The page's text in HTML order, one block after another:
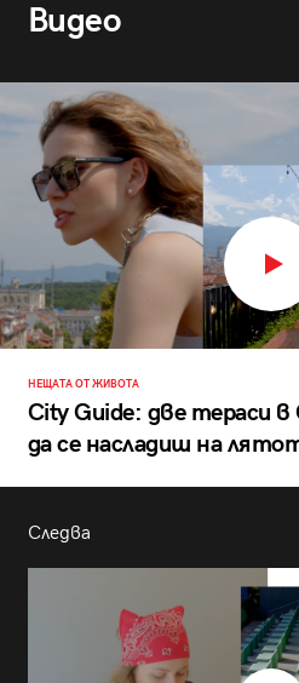
Видео
НЕЩАТА ОТ ЖИВОТА
City Guide: две тераси
да се насладиш на
Следва